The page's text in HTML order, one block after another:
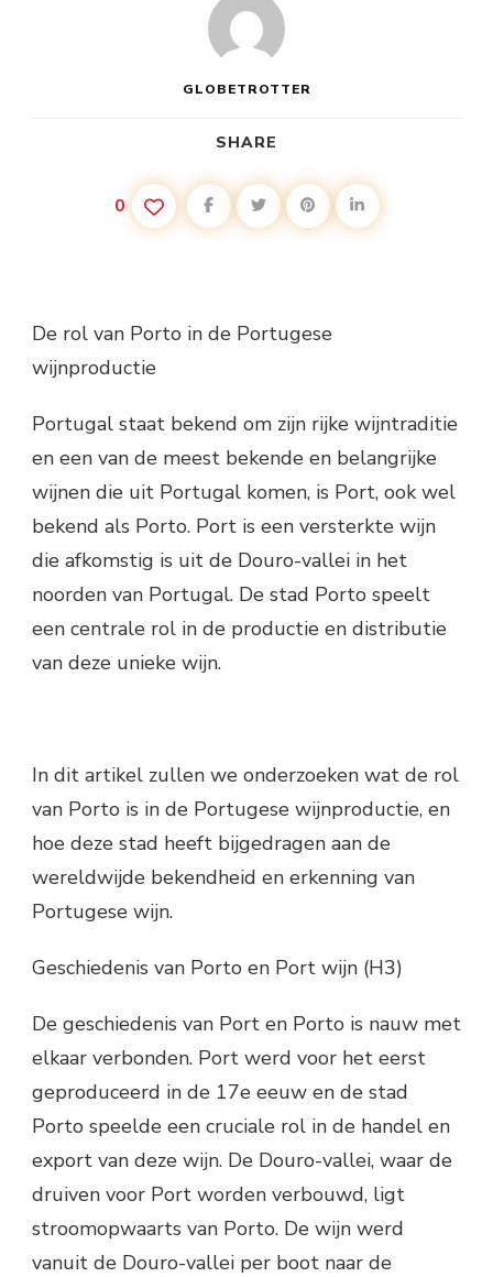
GLOBETROTTER
SHARE
0
De rol van Porto in de Portugese
wijnproductie
Portugal staat bekend om zijn rijke wijntraditie
en een van de meest bekende en belangrijke
wijnen die uit Portugal komen, is Port, ook wel
bekend als Porto. Port is een versterkte wijn
die afkomstig is uit de Douro-vallei in het
noorden van Portugal. De stad Porto speelt
een centrale rol in de productie en distributie
van deze unieke wijn.
In dit artikel zullen we onderzoeken wat de rol
van Porto is in de Portugese wijnproductie, en
hoe deze stad heeft bijgedragen aan de
wereldwijde bekendheid en erkenning van
Portugese wijn.
Geschiedenis van Porto en Port wijn (H3)
De geschiedenis van Port en Porto is nauw met
elkaar verbonden. Port werd voor het eerst
geproduceerd in de 17e eeuw en de stad
Porto speelde een cruciale rol in de handel en
export van deze wijn. De Douro-vallei, waar de
druiven voor Port worden verbouwd, ligt
stroomopwaarts van Porto. De wijn werd
vanuit de Douro-vallei per boot naar de